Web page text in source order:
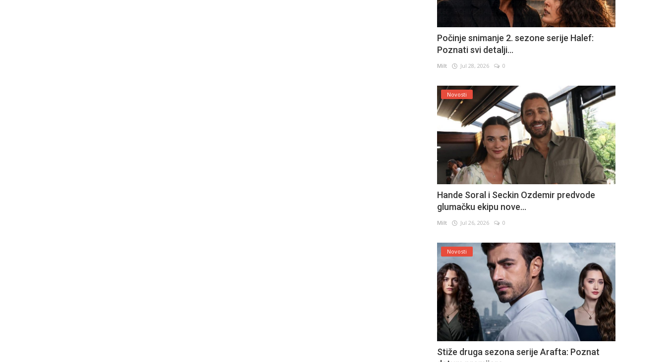
Počinje snimanje 2. sezone serije Halef:
Poznati svi detalji...
Milt Jul 28, 2026 0
Novosti
Hande Soral i Seckin Ozdemir predvode
glumačku ekipu nove...
Milt Jul 26, 2026 0
Novosti
Stiže druga sezona serije Arafta: Poznat